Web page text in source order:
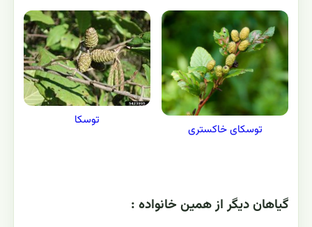
توسکای خاکستری
توسکا
گياهان ديگر از همين خانواده :